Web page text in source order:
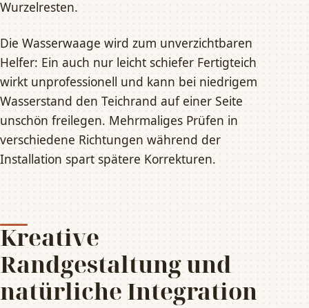
Wurzelresten.
Die Wasserwaage wird zum unverzichtbaren
Helfer: Ein auch nur leicht schiefer Fertigteich
wirkt unprofessionell und kann bei niedrigem
Wasserstand den Teichrand auf einer Seite
unschön freilegen. Mehrmaliges Prüfen in
verschiedene Richtungen während der
Installation spart spätere Korrekturen.
Kreative
Randgestaltung und
natürliche Integration